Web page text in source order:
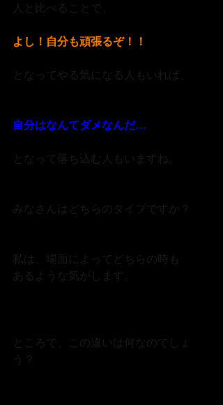
人と比べることで、
よし！自分も頑張るぞ！！
となってやる気になる人もいれば、
自分はなんてダメなんだ…
となって落ち込む人もいますね。
みなさんはどちらのタイプですか？
私は、場面によってどちらの時も
あるような気がします。
ところで、この違いは何なのでしょ
う？